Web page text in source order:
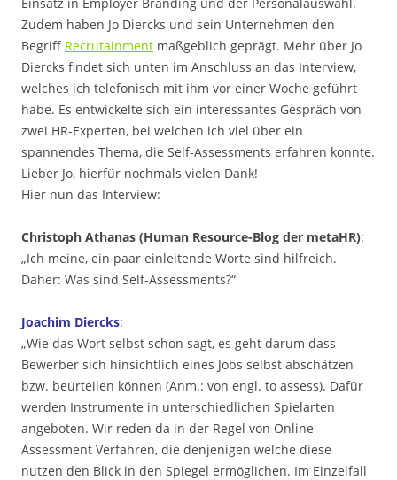
Zudem haben Jo Diercks und sein Unternehmen den
Begriff Recrutainment maßgeblich geprägt. Mehr über Jo
Diercks findet sich unten im Anschluss an das Interview,
welches ich telefonisch mit ihm vor einer Woche geführt
habe. Es entwickelte sich ein interessantes Gespräch von
zwei HR-Experten, bei welchen ich viel über ein
spannendes Thema, die Self-Assessments erfahren konnte.
Lieber Jo, hierfür nochmals vielen Dank!
Hier nun das Interview:
Christoph Athanas (Human Resource-Blog der metaHR):
„Ich meine, ein paar einleitende Worte sind hilfreich.
Daher: Was sind Self-Assessments?“
Joachim Diercks:
„Wie das Wort selbst schon sagt, es geht darum dass
Bewerber sich hinsichtlich eines Jobs selbst abschätzen
bzw. beurteilen können (Anm.: von engl. to assess). Dafür
werden Instrumente in unterschiedlichen Spielarten
angeboten. Wir reden da in der Regel von Online
Assessment Verfahren, die denjenigen welche diese
nutzen den Blick in den Spiegel ermöglichen. Im Einzelfall